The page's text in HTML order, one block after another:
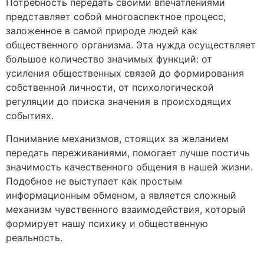
Потребность передать своими впечатлениями
представляет собой многоаспектное процесс,
заложенное в самой природе людей как
общественного организма. Эта нужда осуществляет
большое количество значимых функций: от
усиления общественных связей до формирования
собственной личности, от психологической
регуляции до поиска значения в происходящих
событиях.
Понимание механизмов, стоящих за желанием
передать переживаниями, помогает лучше постичь
значимость качественного общения в нашей жизни.
Подобное не выступает как простым
информационным обменом, а является сложный
механизм чувственного взаимодействия, который
формирует нашу психику и общественную
реальность.